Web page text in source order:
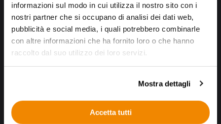
informazioni sul modo in cui utilizza il nostro sito con i
nostri partner che si occupano di analisi dei dati web,
pubblicità e social media, i quali potrebbero combinarle
con altre informazioni che ha fornito loro o che hanno
raccolto dal suo utilizzo dei loro servizi.
Mostra dettagli
Accetta tutti
23 anni di esperienza
43 professionisti, tra designer, progettisti e sviluppatori
600 mq di spazio di lavoro
Oltre 300 clienti